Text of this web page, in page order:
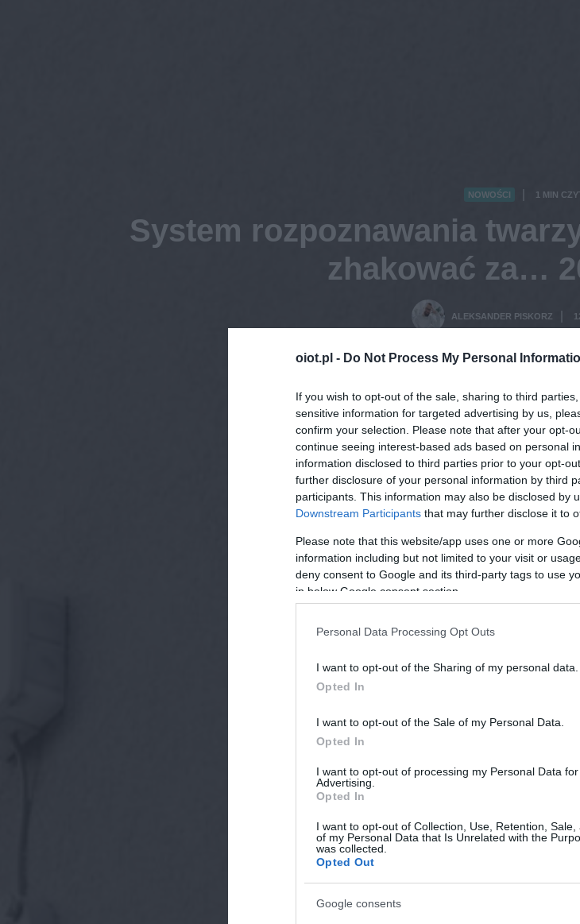
oiot.pl - Do Not Process My Personal
If you wish to opt-out of the sale, sharing to third
sensitive information for targeted advertising by us,
confirm your selection. Please note that after your opt-
continue seeing interest-based ads based on personal
information disclosed to third parties prior to your opt-
further disclosure of your personal information by third
participants. This information may also be disclosed by
Downstream Participants that may further disclose it to
Please note that this website/app uses one or more
information including but not limited to your visit or
deny consent to Google and its third-party tags to use
in below Google consent section.
Personal Data Processing Opt Outs
I want to opt-out of the Sharing of my personal data.
Opted In
I want to opt-out of the Sale of my Personal Data.
Opted In
I want to opt-out of processing my Personal Data for
Advertising.
Opted In
I want to opt-out of Collection, Use, Retention, Sale,
of my Personal Data that Is Unrelated with the
was collected.
Opted Out
Google consents
NOWOŚCI 1 MIN
System rozpoznawania
zhakować za…
ALEKSANDER PISKORZ